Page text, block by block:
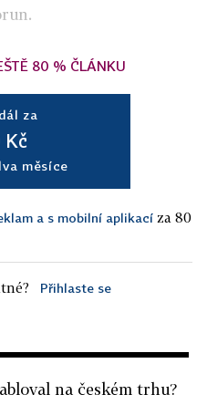
80 % ČLÁNKU
za
Kč
měsíce
a s mobilní aplikací za 80
Přihlaste se
na českém trhu?